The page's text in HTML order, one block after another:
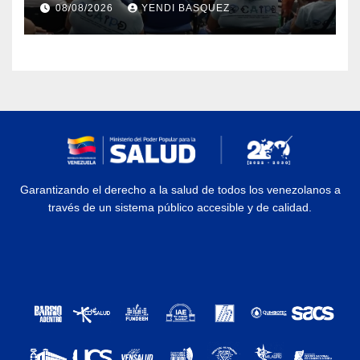
discapacidad
08/08/2026 YENDI BASQUEZ
Garantizando el derecho a la salud de todos los venezolanos a
través de un sistema público accesible y de calidad.